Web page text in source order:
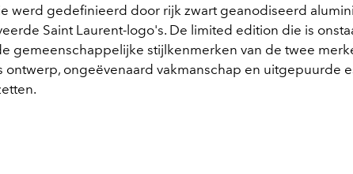
werd gedefinieerd door rijk zwart geanodiseerd
Saint Laurent-logo's. De limited edition die is
gemeenschappelijke stijlkenmerken van de twee
ontwerp, ongeëvenaard vakmanschap en uitgepuurde